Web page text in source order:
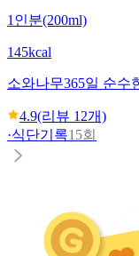
1인분(200ml)
145kcal
소와나무365일 순수
4.9(리뷰 12개)
·식단기록15회